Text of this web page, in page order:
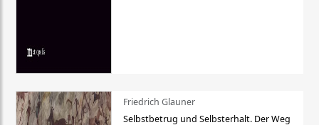
Friedrich Glauner
Selbstbetrug und Selbsterhalt. Der Weg